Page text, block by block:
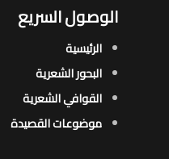
الوصول السريع
الرئيسية
البحور الشعرية​
القوافي الشعرية​
موضوعات القصيدة​